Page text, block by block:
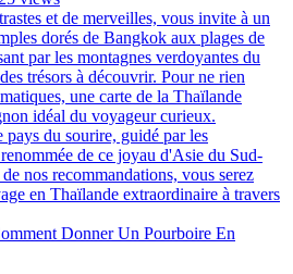
18627 views
la découverte du charme du Vietnam,
histoire riche, une culture vibrante, des
cuisine délicieuse. Avec pas moins
mondial de l'UNESCO, le Vietnam
impressionnantes, des
vénérés. Alors, quand partir au
période pour voyage au Vietnam ?
Sans Billet Retour En